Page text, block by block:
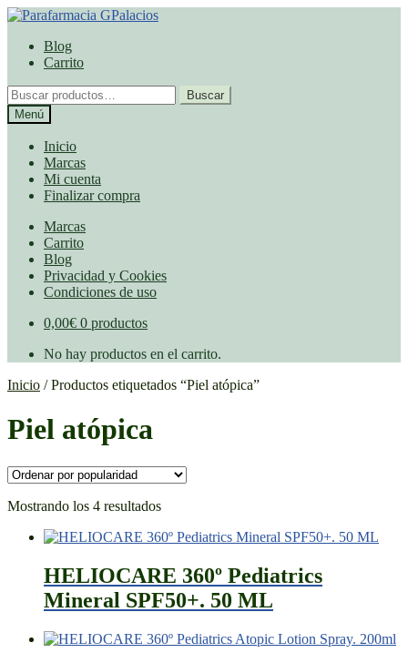
Ir
navegación
Ir
contenido
Blog
Carrito
Buscar
por:
Buscar
Menú
Inicio
Marcas
Mi cuenta
Finalizar compra
Marcas
Carrito
Blog
Privacidad y Cookies
Condiciones de uso
0,00€ 0 productos
No hay productos en el carrito.
Inicio /Productos etiquetados “Piel atópica”
Piel atópica
Mostrando los 4 resultadosOrdenado
popularidad
HELIOCARE 360º Pediatrics
Mineral SPF50+. 50 ML